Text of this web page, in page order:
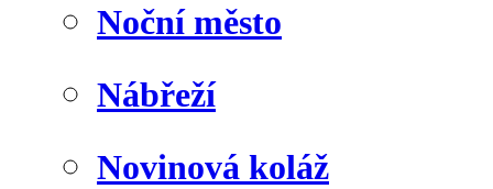
Noční město
Nábřeží
Novinová koláž